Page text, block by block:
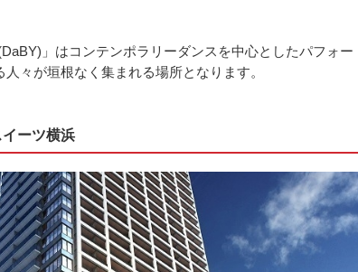
」はコンテンポラリーダンスを中心としたパフォー
々が垣根なく集まれる場所となります。
ーツ横浜